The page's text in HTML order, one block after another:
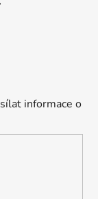
informace o